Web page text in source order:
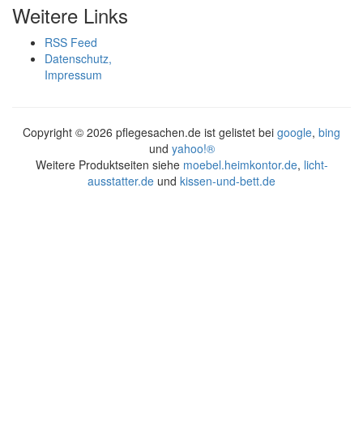
Weitere Links
RSS Feed
Datenschutz,
Impressum
Copyright © 2026 pflegesachen.de ist gelistet bei google, bing
und yahoo!®
Weitere Produktseiten siehe moebel.heimkontor.de, licht-
ausstatter.de und kissen-und-bett.de